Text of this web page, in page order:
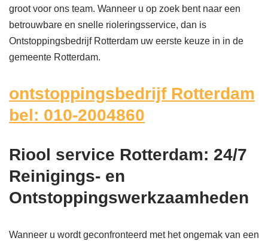
groot voor ons team. Wanneer u op zoek bent naar een
betrouwbare en snelle rioleringsservice, dan is
Ontstoppingsbedrijf Rotterdam uw eerste keuze in in de
gemeente Rotterdam.
ontstoppingsbedrijf Rotterdam
bel: 010-2004860
Riool service Rotterdam: 24/7
Reinigings- en
Ontstoppingswerkzaamheden
Wanneer u wordt geconfronteerd met het ongemak van een